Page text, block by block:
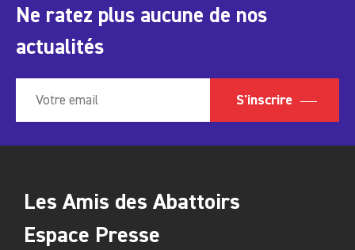
Ne ratez plus aucune de nos
actualités
S'inscrire
Les Amis des Abattoirs
Espace Presse